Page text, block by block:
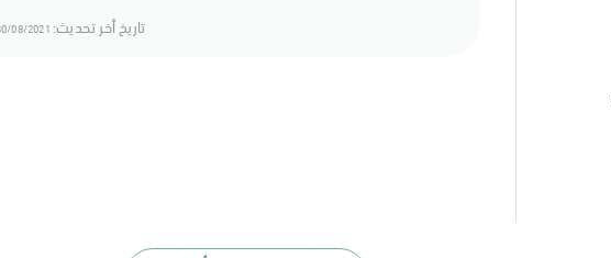
تاريخ أخر تحديث: 08/2021 11:08